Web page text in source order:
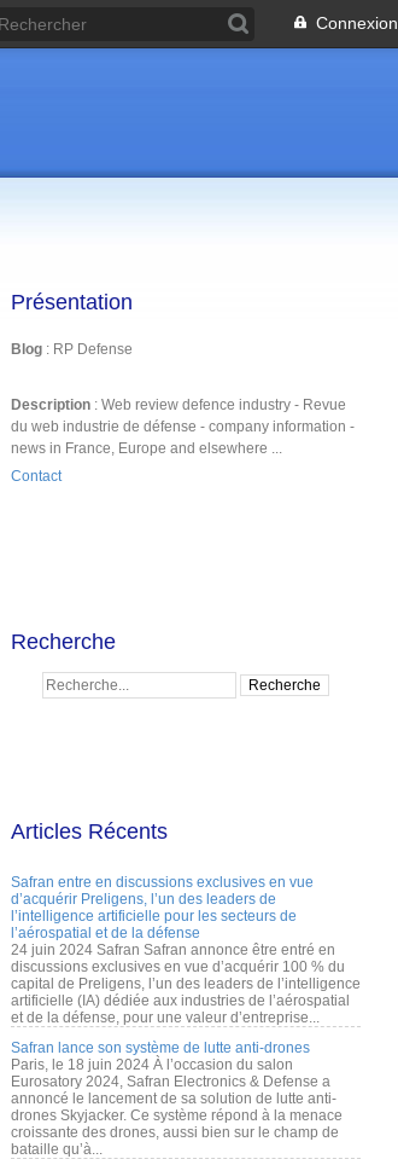
Connexion
Présentation
Blog : RP Defense
Description : Web review defence industry - Revue
du web industrie de défense - company information -
news in France, Europe and elsewhere ...
Contact
Recherche
Articles Récents
Safran entre en discussions exclusives en vue
d’acquérir Preligens, l’un des leaders de
l’intelligence artificielle pour les secteurs de
l’aérospatial et de la défense
24 juin 2024 Safran Safran annonce être entré en
discussions exclusives en vue d’acquérir 100 % du
capital de Preligens, l’un des leaders de l’intelligence
artificielle (IA) dédiée aux industries de l’aérospatial
et de la défense, pour une valeur d’entreprise...
Safran lance son système de lutte anti-drones
Paris, le 18 juin 2024 À l’occasion du salon
Eurosatory 2024, Safran Electronics & Defense a
annoncé le lancement de sa solution de lutte anti-
drones Skyjacker. Ce système répond à la menace
croissante des drones, aussi bien sur le champ de
bataille qu’à...